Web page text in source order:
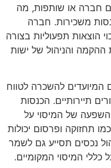
חברה או שותפות, מה
משכירות. חברה
הוצאות תפעוליות בצורה
ההקמה והניהול של ישות
המיועדים להשכרה לטווח
תיירותיים. הכנסות
של המיסוי על
תחזוקה ופרסום יכולות
נכסים תסייע גם לשמר
כללי המיסוי המקומיים.